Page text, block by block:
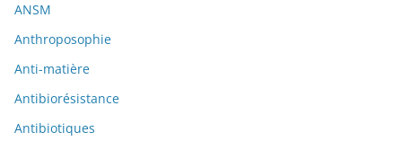
ANSM
Anthroposophie
Anti-matière
Antibiorésistance
Antibiotiques